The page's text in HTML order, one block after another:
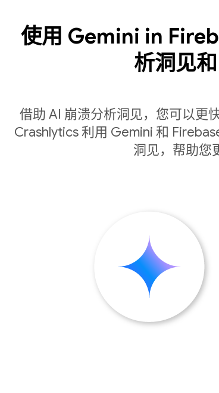
使用 Gemini in
析洞见
借助 AI 崩溃分析洞见，您可以更
Crashlytics 利用 Gemini 和
洞见，帮助您